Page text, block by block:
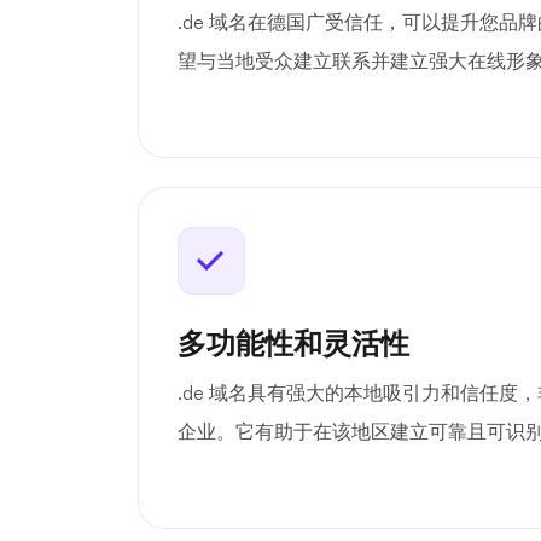
.de 域名在德国广受信任，可以提升您品
望与当地受众建立联系并建立强大在线形
多功能性和灵活性
.de 域名具有强大的本地吸引力和信任度
企业。它有助于在该地区建立可靠且可识